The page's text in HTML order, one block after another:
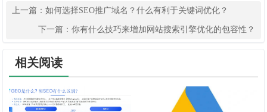
上一篇：如何选择SEO推广域名？什么有利于关键词优化？
下一篇： 你有什么技巧来增加网站搜索引擎优化的包容性？
相关阅读